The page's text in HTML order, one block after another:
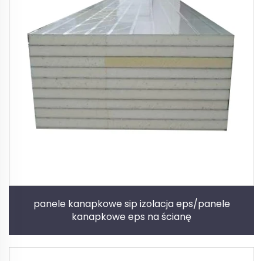
panele kanapkowe sip izolacja eps/panele
kanapkowe eps na ścianę